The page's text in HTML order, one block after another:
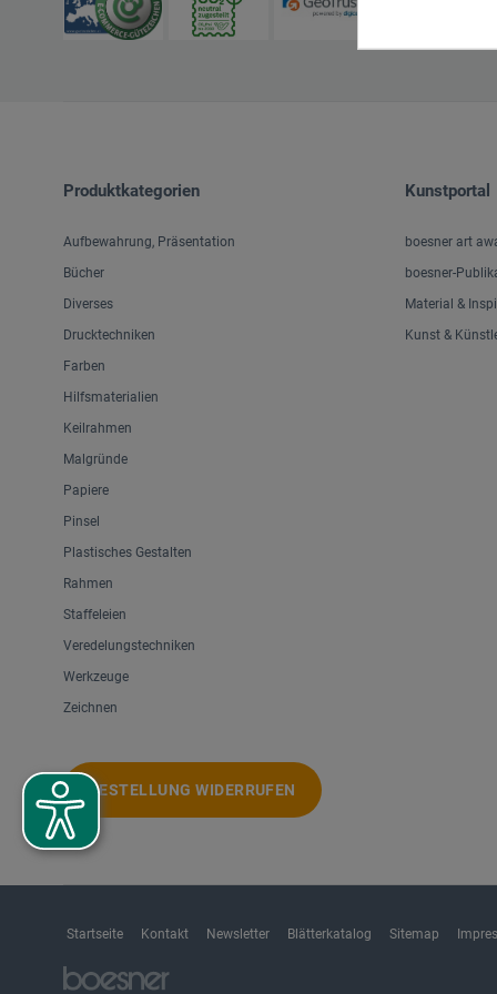
Produktkategorien
Aufbewahrung, Präsentation
Bücher
Diverses
Drucktechniken
Farben
Hilfsmaterialien
Keilrahmen
Malgründe
Papiere
Pinsel
Plastisches Gestalten
Rahmen
Staffeleien
Veredelungstechniken
Werkzeuge
Zeichnen
BESTELLUNG WIDERRUFEN
Kunstportal
boesner art
boesner-
Material &
Kunst &
Startseite Kontakt Newsletter Blätterkatalog Sitemap